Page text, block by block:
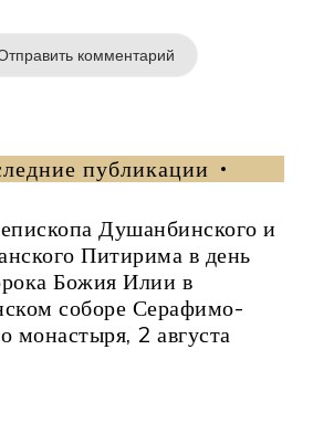
публикации
Душанбинского и
Питирима в день
Божия Илии в
соборе Серафимо-
монастыря, 2 августа